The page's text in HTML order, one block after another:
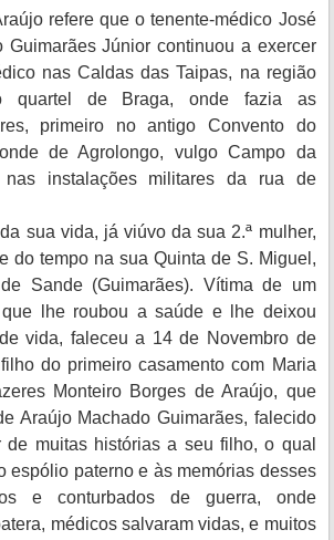
refere que o tenente-médico José
Guimarães Júnior continuou a exercer
nas Caldas das Taipas, na região
quartel de Braga, onde fazia as
primeiro no antigo Convento do
de Agrolongo, vulgo Campo da
instalações militares da rua de
sua vida, já viúvo da sua 2.ª mulher,
do tempo na sua Quinta de S. Miguel,
Sande (Guimarães). Vítima de um
que lhe roubou a saúde e lhe deixou
vida, faleceu a 14 de Novembro de
do primeiro casamento com Maria
Monteiro Borges de Araújo, que
Araújo Machado Guimarães, falecido
muitas histórias a seu filho, o qual
espólio paterno e às memórias desses
e conturbados de guerra, onde
médicos salvaram vidas, e muitos